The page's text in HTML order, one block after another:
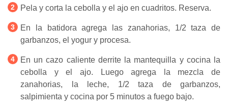
Pela y corta la cebolla y el ajo en cuadritos. Reserva.
En la batidora agrega las zanahorias, 1/2 taza de
garbanzos, el yogur y procesa.
En un cazo caliente derrite la mantequilla y cocina la
cebolla y el ajo. Luego agrega la mezcla de
zanahorias, la leche, 1/2 taza de garbanzos,
salpimienta y cocina por 5 minutos a fuego bajo.